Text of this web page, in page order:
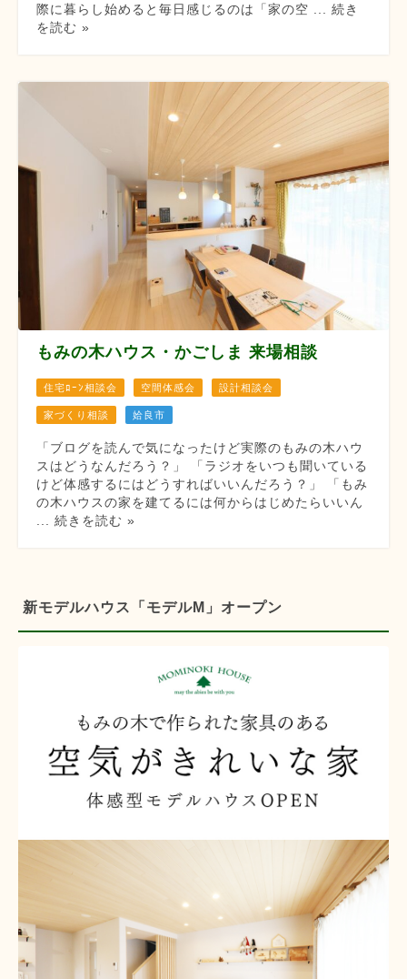
際に暮らし始めると毎日感じるのは「家の空 ... 続き
を読む »
もみの木ハウス・かごしま 来場相談
住宅ﾛｰﾝ相談会 空間体感会 設計相談会
家づくり相談 姶良市
「ブログを読んで気になったけど実際のもみの木ハウ
スはどうなんだろう？」 「ラジオをいつも聞いている
けど体感するにはどうすればいいんだろう？」 「もみ
の木ハウスの家を建てるには何からはじめたらいいん
... 続きを読む »
新モデルハウス「モデルM」オープン